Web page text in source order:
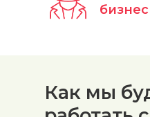
бизнес
Как мы